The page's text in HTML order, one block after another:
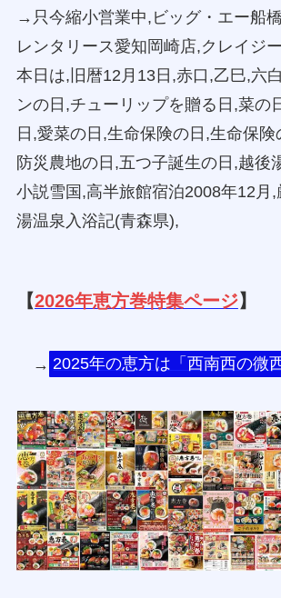
→只今縮小営業中,ビッグ・エー船
レンタリース愛知岡崎店,クレイジ
本日は,旧暦12月13日,赤口,乙巳,六
ンの日,チューリップを贈る日,菜の
日,愛菜の日,生命保険の日,生命保
防災農地の日,五つ子誕生の日,越後
小説雪国,高半旅館宿泊2008年12月,
湯温泉入浴記(青森県),
【2026年恵方巻特集ページ】
→ 2025年の恵方は「西南西の微